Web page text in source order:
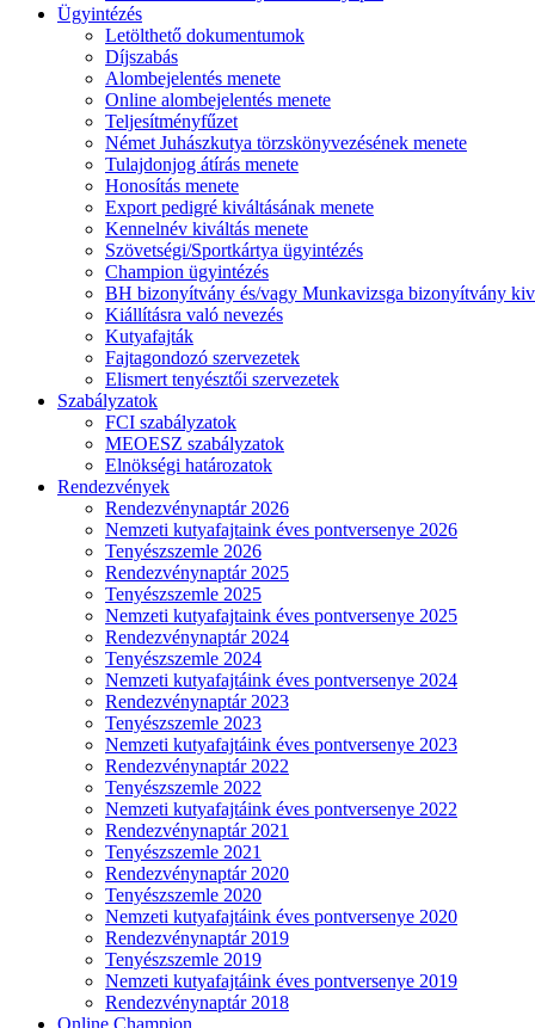
Ügyintézés
Letölthető dokumentumok
Díjszabás
Alombejelentés menete
Online alombejelentés menete
Teljesítményfűzet
Német Juhászkutya törzskönyvezésének menete
Tulajdonjog átírás menete
Honosítás menete
Export pedigré kiváltásának menete
Kennelnév kiváltás menete
Szövetségi/Sportkártya ügyintézés
Champion ügyintézés
BH bizonyítvány és/vagy Munkavizsga bizonyítvány
Kiállításra való nevezés
Kutyafajták
Fajtagondozó szervezetek
Elismert tenyésztői szervezetek
Szabályzatok
FCI szabályzatok
MEOESZ szabályzatok
Elnökségi határozatok
Rendezvények
Rendezvénynaptár 2026
Nemzeti kutyafajtaink éves pontversenye 2026
Tenyészszemle 2026
Rendezvénynaptár 2025
Tenyészszemle 2025
Nemzeti kutyafajtaink éves pontversenye 2025
Rendezvénynaptár 2024
Tenyészszemle 2024
Nemzeti kutyafajtáink éves pontversenye 2024
Rendezvénynaptár 2023
Tenyészszemle 2023
Nemzeti kutyafajtáink éves pontversenye 2023
Rendezvénynaptár 2022
Tenyészszemle 2022
Nemzeti kutyafajtáink éves pontversenye 2022
Rendezvénynaptár 2021
Tenyészszemle 2021
Rendezvénynaptár 2020
Tenyészszemle 2020
Nemzeti kutyafajtáink éves pontversenye 2020
Rendezvénynaptár 2019
Tenyészszemle 2019
Nemzeti kutyafajtáink éves pontversenye 2019
Rendezvénynaptár 2018
Online Champion